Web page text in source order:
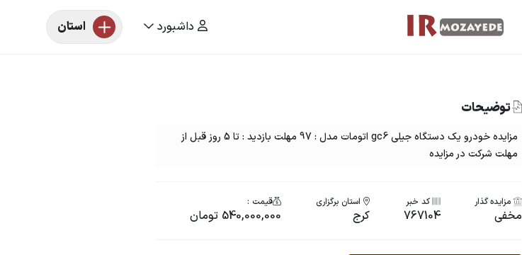
داشبورد استان
توضیحات
مزایده خودرو یک دستگاه جیلی gc6 اتومات مدل : 97 مهلت بازدید : تا 5 روز قبل از
مهلت شرکت در مزایده
مزایده گذار
مخفی
کد خبر
767104
استان برگزاری
کرج
قیمت :
540,000,000 تومان